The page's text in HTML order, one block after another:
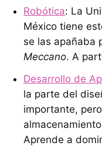
Robótica: La
México tiene
se las apañaba
Meccano. A
Desarrollo de
la parte del
importante,
Aprende a